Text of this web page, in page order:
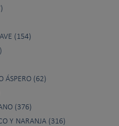
(154)
ÁSPERO (62)
(376)
Y NARANJA (316)